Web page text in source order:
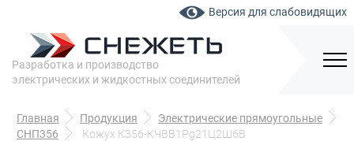
Версия для слабовидящих
Разработка и производство
электрических и жидкостных соединителей
Главная Продукция
Электрические прямоугольные
СНП356
Кожух К356-КЧВВ1Pg21Ц2Ш6В